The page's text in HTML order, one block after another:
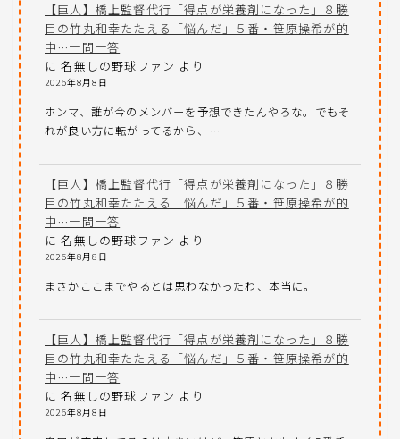
【巨人】橋上監督代行「得点が栄養剤になった」８勝
目の竹丸和幸たたえる「悩んだ」５番・笹原操希が的
中…一問一答
に名無しの野球ファン より
2026年8月8日
ホンマ、誰が今のメンバーを予想できたんやろな。でもそ
れが良い方に転がってるから、…
【巨人】橋上監督代行「得点が栄養剤になった」８勝
目の竹丸和幸たたえる「悩んだ」５番・笹原操希が的
中…一問一答
に名無しの野球ファン より
2026年8月8日
まさかここまでやるとは思わなかったわ、本当に。
【巨人】橋上監督代行「得点が栄養剤になった」８勝
目の竹丸和幸たたえる「悩んだ」５番・笹原操希が的
中…一問一答
に名無しの野球ファン より
2026年8月8日